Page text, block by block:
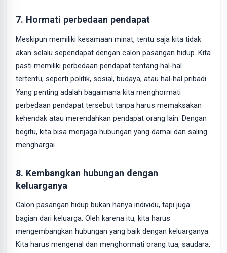
7. Hormati perbedaan pendapat
Meskipun memiliki kesamaan minat, tentu saja kita tidak
akan selalu sependapat dengan calon pasangan hidup. Kita
pasti memiliki perbedaan pendapat tentang hal-hal
tertentu, seperti politik, sosial, budaya, atau hal-hal pribadi.
Yang penting adalah bagaimana kita menghormati
perbedaan pendapat tersebut tanpa harus memaksakan
kehendak atau merendahkan pendapat orang lain. Dengan
begitu, kita bisa menjaga hubungan yang damai dan saling
menghargai.
8. Kembangkan hubungan dengan
keluarganya
Calon pasangan hidup bukan hanya individu, tapi juga
bagian dari keluarga. Oleh karena itu, kita harus
mengembangkan hubungan yang baik dengan keluarganya.
Kita harus mengenal dan menghormati orang tua, saudara,